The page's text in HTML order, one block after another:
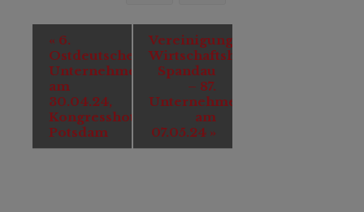
Veranstaltung-
Navigation
« 6.
Ostdeutscher
Unternehmertag
am
30.04.24,
Kongresshotel
Potsdam
Vereinigung
Wirtschaftshof
Spandau
– 87.
Unternehmerfrühstück
am
07.05.24 »